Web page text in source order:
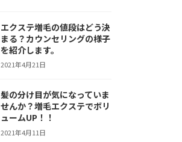
エクステ増毛の値段はどう決
まる？カウンセリングの様子
を紹介します。
2021年4月21日
髪の分け目が気になっていま
せんか？増毛エクステでボリ
ュームUP！！
2021年4月11日